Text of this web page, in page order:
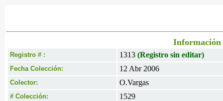
Información
Registro # : 1313 (Registro sin editar)
Fecha Colección: 12 Abr 2006
Colector: O.Vargas
# Colección: 1529